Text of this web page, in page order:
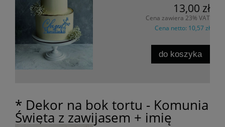
13,00 zł
Cena zawiera 23% VAT
Cena netto: 10,57 zł
do koszyka
* Dekor na bok tortu - Komunia
Święta z zawijasem + imię